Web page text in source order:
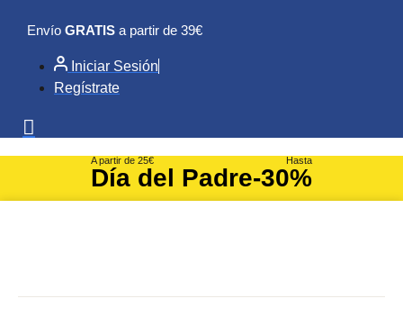
contenido
Envío GRATIS a partir de 39€
Iniciar Sesión
Regístrate
A partir de 25€
Día del Padre
Hasta
-30%